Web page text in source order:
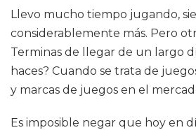
Llevo mucho tiempo jugando,
considerablemente más. Pero
Terminas de llegar de un largo
haces? Cuando se trata de
y marcas de juegos en el
Es imposible negar que hoy en